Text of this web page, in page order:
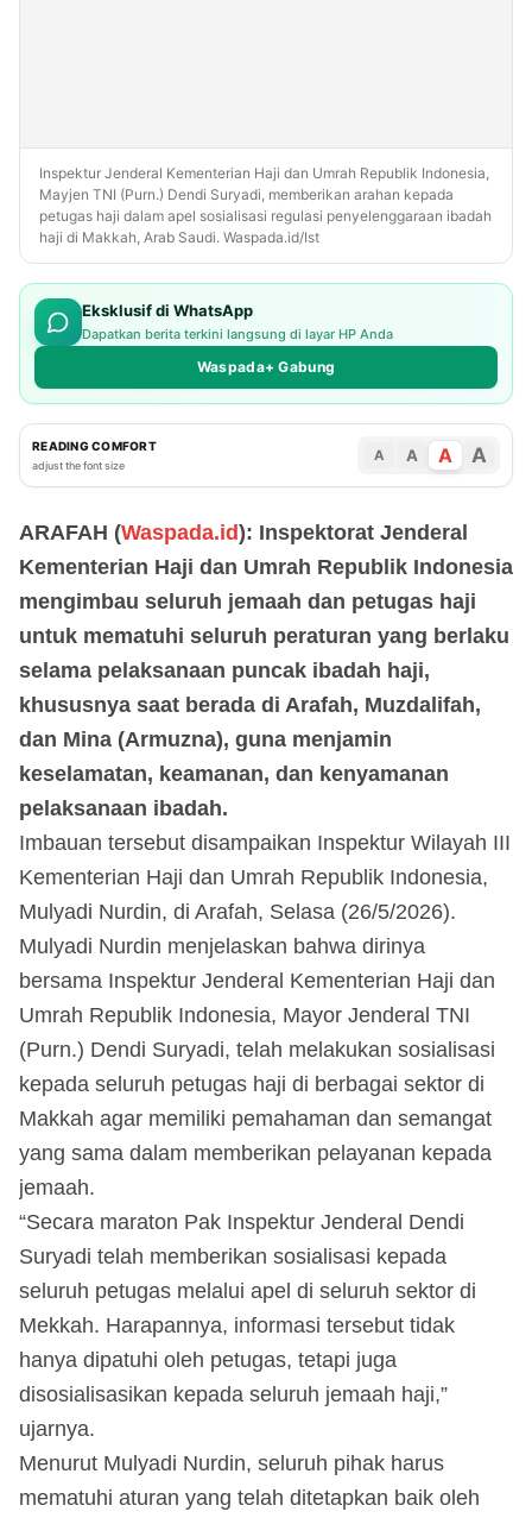
Inspektur Jenderal Kementerian Haji dan Umrah Republik Indonesia,
Mayjen TNI (Purn.) Dendi Suryadi, memberikan arahan kepada
petugas haji dalam apel sosialisasi regulasi penyelenggaraan ibadah
haji di Makkah, Arab Saudi. Waspada.id/Ist
Eksklusif di WhatsApp
Dapatkan berita terkini langsung di layar HP Anda
Waspada+ Gabung
READING COMFORT
adjust the font size
A A A A
ARAFAH (Waspada.id): Inspektorat Jenderal
Kementerian Haji dan Umrah Republik Indonesia
mengimbau seluruh jemaah dan petugas haji
untuk mematuhi seluruh peraturan yang berlaku
selama pelaksanaan puncak ibadah haji,
khususnya saat berada di Arafah, Muzdalifah,
dan Mina (Armuzna), guna menjamin
keselamatan, keamanan, dan kenyamanan
pelaksanaan ibadah.
Imbauan tersebut disampaikan Inspektur Wilayah III
Kementerian Haji dan Umrah Republik Indonesia,
Mulyadi Nurdin, di Arafah, Selasa (26/5/2026).
Mulyadi Nurdin menjelaskan bahwa dirinya
bersama Inspektur Jenderal Kementerian Haji dan
Umrah Republik Indonesia, Mayor Jenderal TNI
(Purn.) Dendi Suryadi, telah melakukan sosialisasi
kepada seluruh petugas haji di berbagai sektor di
Makkah agar memiliki pemahaman dan semangat
yang sama dalam memberikan pelayanan kepada
jemaah.
“Secara maraton Pak Inspektur Jenderal Dendi
Suryadi telah memberikan sosialisasi kepada
seluruh petugas melalui apel di seluruh sektor di
Mekkah. Harapannya, informasi tersebut tidak
hanya dipatuhi oleh petugas, tetapi juga
disosialisasikan kepada seluruh jemaah haji,”
ujarnya.
Menurut Mulyadi Nurdin, seluruh pihak harus
mematuhi aturan yang telah ditetapkan baik oleh